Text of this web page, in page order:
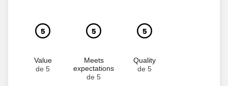
5
Value
de 5
5
Meets
expectations
de 5
5
Quality
de 5